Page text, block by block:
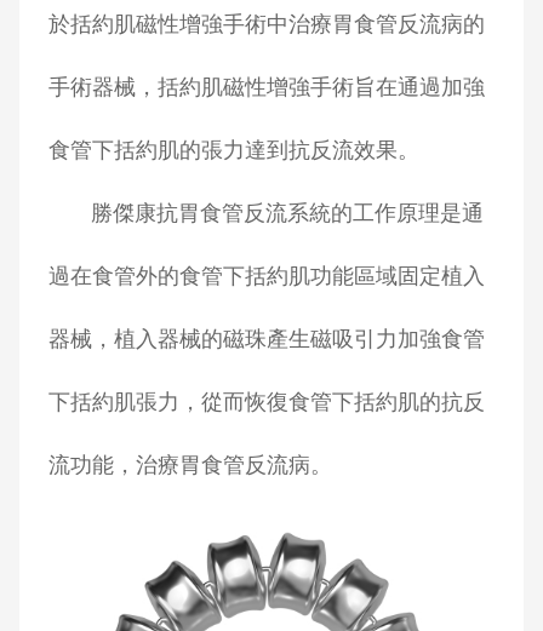
於括約肌磁性增強手術中治療胃食管反流病的
手術器械，括約肌磁性增強手術旨在通過加強
食管下括約肌的張力達到抗反流效果。
勝傑康抗胃食管反流系統的工作原理是通
過在食管外的食管下括約肌功能區域固定植入
器械，植入器械的磁珠產生磁吸引力加強食管
下括約肌張力，從而恢復食管下括約肌的抗反
流功能，治療胃食管反流病。